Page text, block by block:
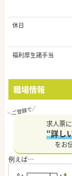
休日
福利厚生諸手当
職場情報
求人票
“詳し
をお